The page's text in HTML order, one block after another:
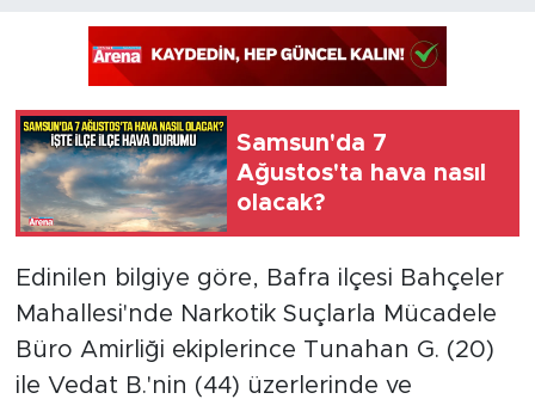
Samsun'da 7
Ağustos'ta hava nasıl
olacak?
Edinilen bilgiye göre, Bafra ilçesi Bahçeler
Mahallesi'nde Narkotik Suçlarla Mücadele
Büro Amirliği ekiplerince Tunahan G. (20)
ile Vedat B.'nin (44) üzerlerinde ve